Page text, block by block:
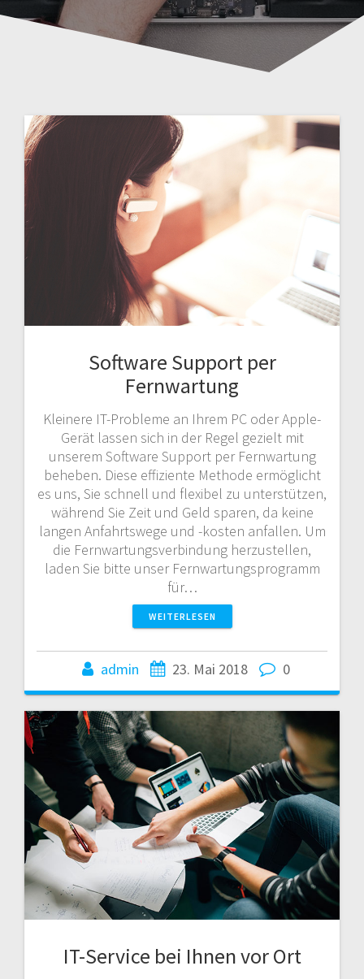
Software Support per
Fernwartung
Kleinere IT-Probleme an Ihrem PC oder Apple-
Gerät lassen sich in der Regel gezielt mit
unserem Software Support per Fernwartung
beheben. Diese effiziente Methode ermöglicht
es uns, Sie schnell und flexibel zu unterstützen,
während Sie Zeit und Geld sparen, da keine
langen Anfahrtswege und -kosten anfallen. Um
die Fernwartungsverbindung herzustellen,
laden Sie bitte unser Fernwartungsprogramm
für…
WEITERLESEN
admin 23. Mai 2018 0
IT-Service bei Ihnen vor Ort